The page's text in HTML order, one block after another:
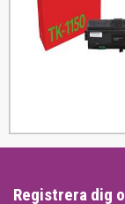
Registrera dig